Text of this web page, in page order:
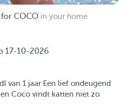
COCO in your home
17-10-2026
van 1 jaar Een lief ondeugend
Coco vindt katten niet zo